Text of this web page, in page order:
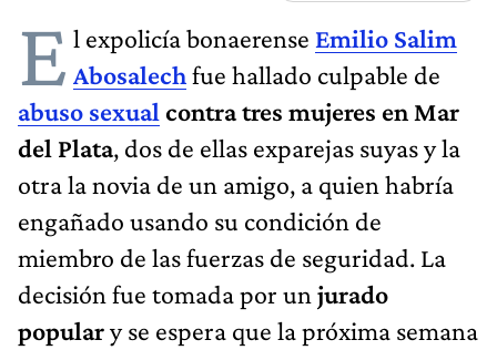
E l expolicía bonaerense Emilio Salim
Abosalechfue hallado culpable de
abuso sexual contra tres mujeres en Mar
del Plata, dos de ellas exparejas suyas y la
otra la novia de un amigo, a quien habría
engañado usando su condición de
miembro de las fuerzas de seguridad. La
decisión fue tomada por un jurado
populary se espera que la próxima semana